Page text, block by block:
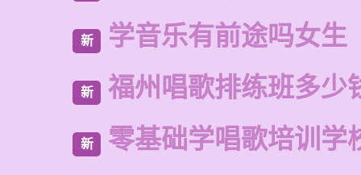
新 学音乐有前途吗女生
新 福州唱歌排练班多少
新 零基础学唱歌培训学